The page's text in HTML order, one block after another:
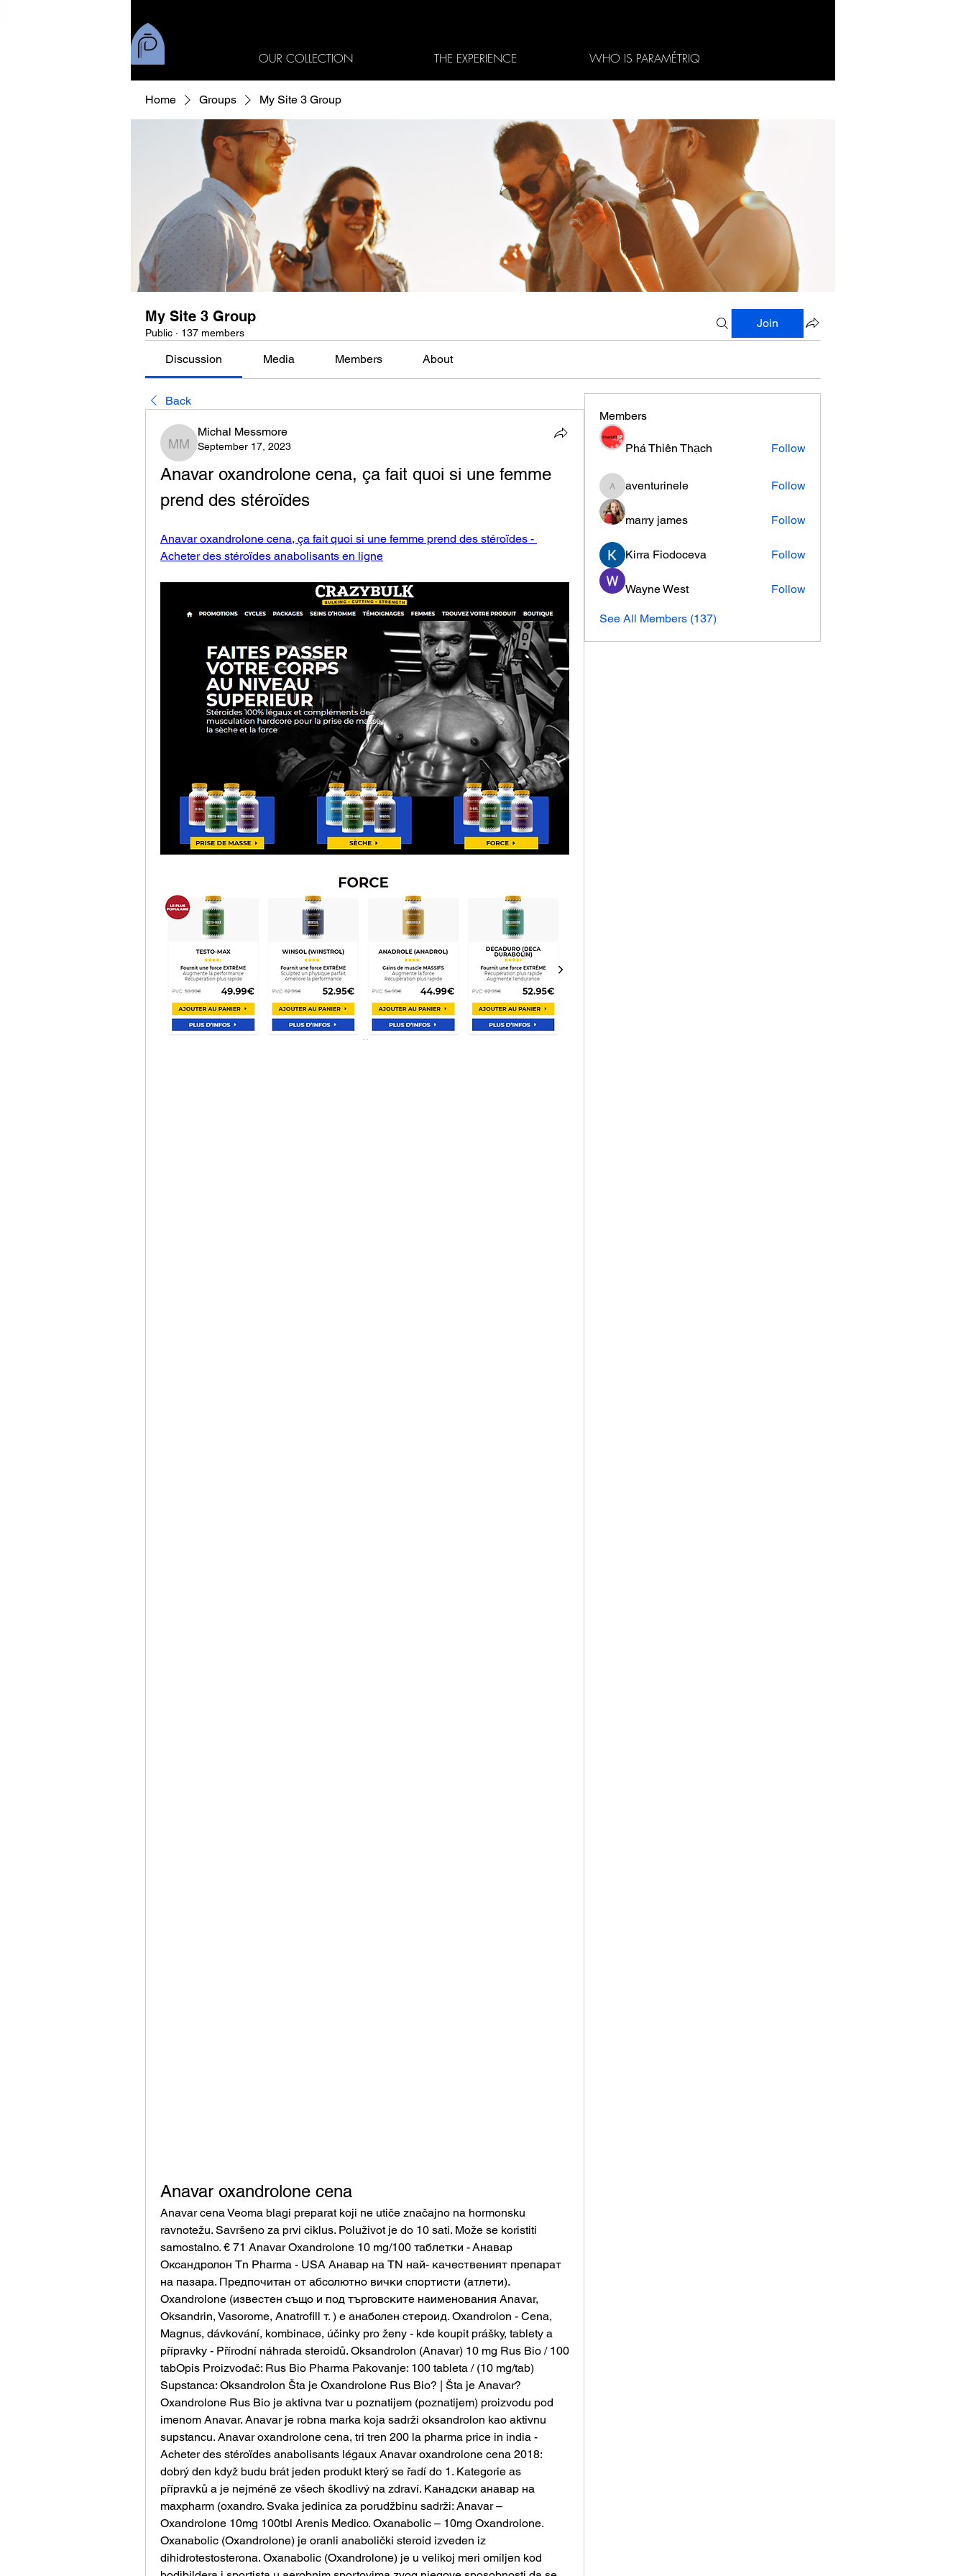
OUR COLLECTION THE EXPERIENCE WHO IS PARAMÉTRIQ
Home Groups My Site 3 Group
My Site 3 Group
Public · 137 members
Join
Discussion Media Members About
Back
Michal Messmore
Michal Messmore
September 17, 2023
Anavar oxandrolone cena, ça fait quoi si une femme
prend des stéroïdes
Anavar oxandrolone cena, ça fait quoi si une femme prend des stéroïdes -
Acheter des stéroïdes anabolisants en ligne
Anavar oxandrolone cena
Anavar cena Veoma blagi preparat koji ne utiče značajno na hormonsku
ravnotežu. Savršeno za prvi ciklus. Poluživot je do 10 sati. Može se koristiti
samostalno. € 71 Anavar Oxandrolone 10 mg/100 таблетки - Анавар
Оксандролон Tn Pharma - USA Анавар на TN най- качественият препарат
на пазара. Предпочитан от абсолютно вички спортисти (атлети).
Oxandrolone (известен също и под търговските наименования Anavar,
Oksandrin, Vasorome, Anatrofill т. ) е анаболен стероид. Oxandrolon - Cena,
Magnus, dávkování, kombinace, účinky pro ženy - kde koupit prášky, tablety a
přípravky - Přírodní náhrada steroidů. Oksandrolon (Anavar) 10 mg Rus Bio / 100
tabOpis Proizvođač: Rus Bio Pharma Pakovanje: 100 tableta / (10 mg/tab)
Supstanca: Oksandrolon Šta je Oxandrolone Rus Bio? | Šta je Anavar?
Oxandrolone Rus Bio je aktivna tvar u poznatijem (poznatijem) proizvodu pod
imenom Anavar. Anavar je robna marka koja sadrži oksandrolon kao aktivnu
supstancu. Anavar oxandrolone cena, tri tren 200 la pharma price in india -
Acheter des stéroïdes anabolisants légaux Anavar oxandrolone cena 2018:
dobrý den když budu brát jeden produkt který se řadí do 1. Kategorie as
přípravků a je nejméně ze všech škodlivý na zdraví. Канадски анавар на
maxpharm (oxandro. Svaka jedinica za porudžbinu sadrži: Anavar –
Oxandrolone 10mg 100tbl Arenis Medico. Oxanabolic – 10mg Oxandrolone.
Oxanabolic (Oxandrolone) je oranli anabolički steroid izveden iz
dihidrotestosterona. Oxanabolic (Oxandrolone) je u velikoj meri omiljen kod
Members
Phá Thiên Thạch Follow
aventurinele
aventurinele Follow
marry james Follow
Kirra Fiodoceva Follow
Wayne West Follow
See All Members (137)